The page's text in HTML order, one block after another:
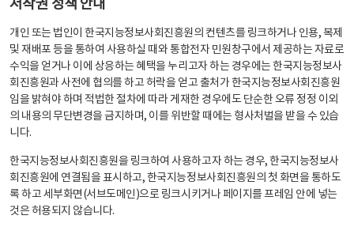
저작권 정책 안내
개인 또는 법인이 한국지능정보사회진흥원의 컨텐츠를 링크하거나 인용, 복제
및 재배포 등을 통하여 사용하실 때와 통합전자 민원창구에서 제공하는 자료로
수익을 얻거나 이에 상응하는 혜택을 누리고자 하는 경우에는 한국지능정보사
회진흥원과 사전에 협의를 하고 허락을 얻고 출처가 한국지능정보사회진흥원
임을 밝혀야 하며 적법한 절차에 따라 게재한 경우에도 단순한 오류 정정 이외
의 내용의 무단변경을 금지하며, 이를 위반할 때에는 형사처벌을 받을 수 있습
니다.
한국지능정보사회진흥원을 링크하여 사용하고자 하는 경우, 한국지능정보사
회진흥원에 연결됨을 표시하고, 한국지능정보사회진흥원의 첫 화면을 통하도
록 하고 세부화면(서브도메인)으로 링크시키거나 페이지를 프레임 안에 넣는
것은 허용되지 않습니다.